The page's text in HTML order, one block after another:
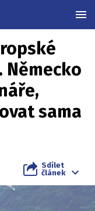
sama
Sdílet
článek